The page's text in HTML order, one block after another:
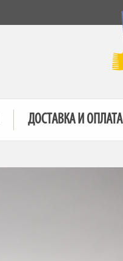
ДОСТАВКА И ОПЛАТА